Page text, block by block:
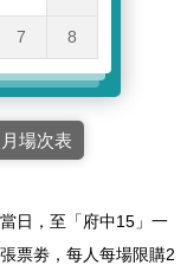
7 8
場次表
日，至「府中15」一
票劵，每人每場限購2